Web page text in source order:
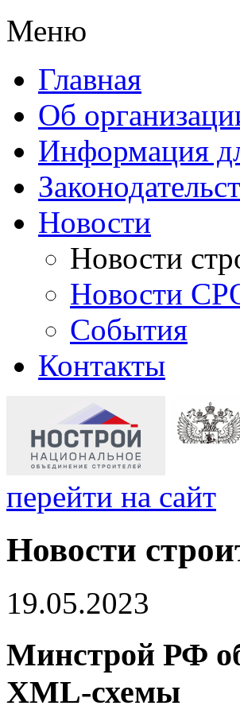
Меню
Главная
Об
Информация
Новости
Новости
Новости
События
Контакты
перейти на сайт
Новости
19.05.2023
Минстрой РФ
XML-схемы